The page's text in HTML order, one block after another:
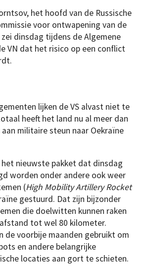
het hoofd van de Russische
voor ontwapening van de
dinsdag tijdens de Algemene
VN dat het risico op een conflict
lijken de VS alvast niet te
heeft het land nu al meer dan
militaire steun naar Oekraïne
nieuwste pakket dat dinsdag
worden onder andere ook weer
(High Mobility Artillery Rocket
gestuurd. Dat zijn bijzonder
die doelwitten kunnen raken
tot wel 80 kilometer.
de voorbije maanden gebruikt om
en andere belangrijke
locaties aan gort te schieten.